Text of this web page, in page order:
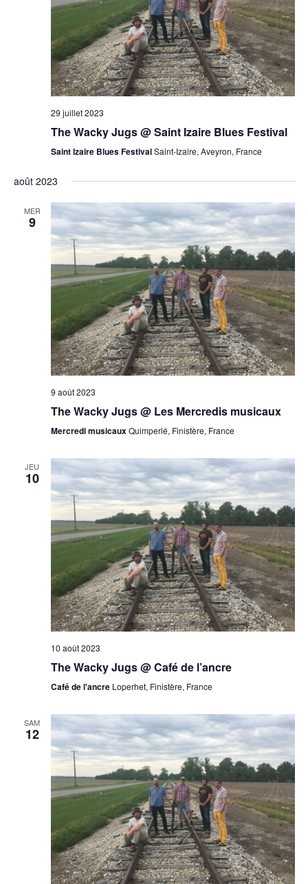
29 juillet 2023
The Wacky Jugs @ Saint Izaire Blues Festival
Saint Izaire Blues FestivalSaint-Izaire, Aveyron, France
août 2023
MER
9
9 août 2023
The Wacky Jugs @ Les Mercredis musicaux
Mercredi musicauxQuimperlé, Finistère, France
JEU
10
10 août 2023
The Wacky Jugs @ Café de l’ancre
Café de l'ancre Loperhet, Finistère, France
SAM
12